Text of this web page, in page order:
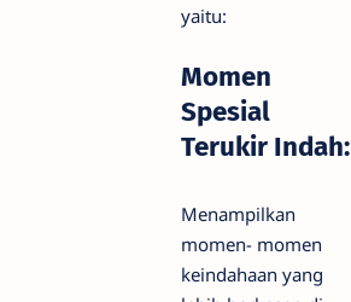
yaitu:
Momen
Spesial
Terukir Indah:
Menampilkan
momen- momen
keindahaan yang